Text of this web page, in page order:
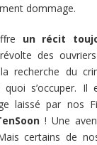
dommage.
un récit
des
recherche du
s’occuper. Il
laissé par nos
! Une
certains de